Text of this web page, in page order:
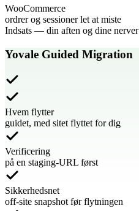
WooCommerce
ordrer og sessioner let at miste
Indsats — din aften og dine nerver
Yovale Guided Migration
Hvem flytter
guidet, med sitet flyttet for dig
Verificering
på en staging-URL først
Sikkerhedsnet
off-site snapshot før flytningen